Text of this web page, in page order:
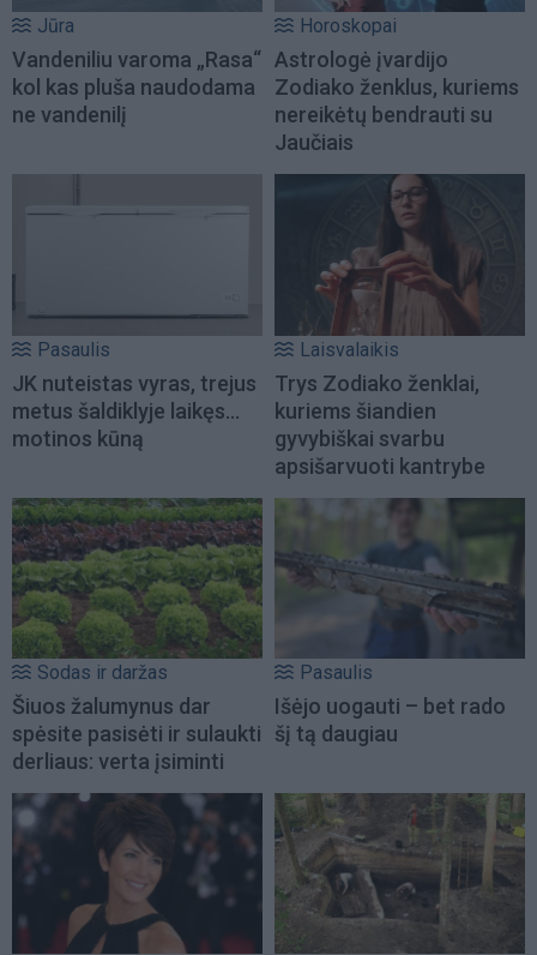
Jūra
Vandeniliu varoma „Rasa“
kol kas pluša naudodama
ne vandenilį
Horoskopai
Astrologė įvardijo
Zodiako ženklus, kuriems
nereikėtų bendrauti su
Jaučiais
Pasaulis
JK nuteistas vyras, trejus
metus šaldiklyje laikęs...
motinos kūną
Laisvalaikis
Trys Zodiako ženklai,
kuriems šiandien
gyvybiškai svarbu
apsišarvuoti kantrybe
Sodas ir daržas
Šiuos žalumynus dar
spėsite pasisėti ir sulaukti
derliaus: verta įsiminti
Pasaulis
Išėjo uogauti – bet rado
šį tą daugiau